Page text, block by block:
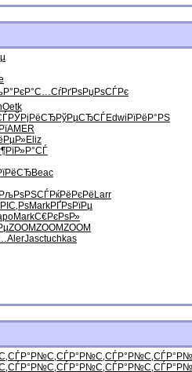
С…СѓРґРѕРџРѕСЃРє
Oetk
РЎРјРёСЂРўРµСЂСЃEdwi РїРёР°РЅ
AMER
Eliz
РїР»Р°СЃ
Beac
РљРѕРЅСЃРќРёРєРё Larr
MarkРҐРѕРїРµ
MarkС€РєРѕР»
ZOOMZOOMZOOM
AlerJasctuchkas
СЃР°Р№С‚СЃР°Р№С‚СЃР°Р№С‚
СЃР°Р№С‚СЃР°Р№С‚СЃР°Р№С‚